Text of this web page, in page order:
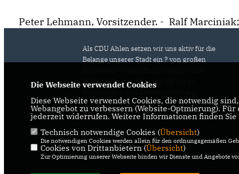
Peter Lehmann, Vorsitzender. - Ralf
Als CDU Ahlen setzen wir uns aktiv für die
Belange unserer Stadt ein ? von großen
Wirtschaftsansiedlungen bis hin zu
IMPRESSUM
DATENSCHUTZ
KONTAKT
Die Webseite verwendet Cookies
Diese Webseite verwendet Cookies, die notwendig
Webangebot zu verbessern (Website-Optmierung).
jederzeit widerrufen. Weitere Informationen finden
Technisch notwendige Cookies (Übersicht)
Die notwendigen Cookies werden allein für den ordnungsgemäßen
Cookies von Drittanbietern (Übersicht)
Zur Optimierung unserer Webseite binden wir Dienste und Angebote